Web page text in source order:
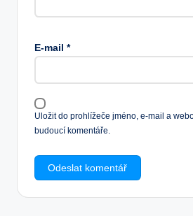
E-mail *
Uložit do prohlížeče jméno, e-mail a
budoucí komentáře.